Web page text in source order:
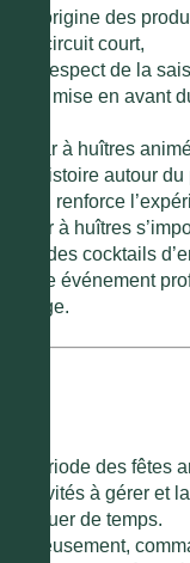
à l’origine des
au circuit court,
au respect de la
à la mise en avant
Un bar à huîtres
une histoire autour
ce qui renforce
Le bar à huîtres
des cocktails
simple événement
partage.
La période des fêtes
les invités à gérer et
manquer de temps.
Heureusement,